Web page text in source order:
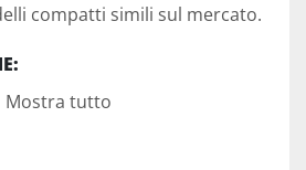
compatti simili sul mercato.
ad alte prestazioni con
Mostra tutto